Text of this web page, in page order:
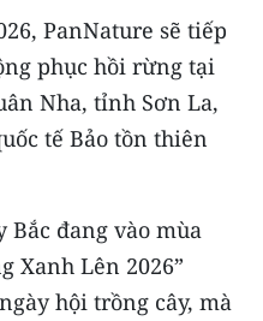
PanNature sẽ tiếp
phục hồi rừng tại
Nha, tỉnh Sơn La,
tế Bảo tồn thiên
đang vào mùa
Xanh Lên 2026”
hội trồng cây, mà